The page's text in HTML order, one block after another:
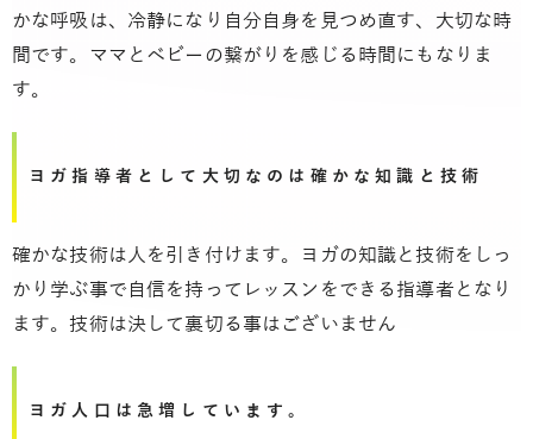
かな呼吸は、冷静になり自分自身を見つめ直す、大切な時
間です。ママとベビーの繋がりを感じる時間にもなりま
す。
ヨガ指導者として大切なのは確かな知識と技術
確かな技術は人を引き付けます。ヨガの知識と技術をしっ
かり学ぶ事で自信を持ってレッスンをできる指導者となり
ます。技術は決して裏切る事はございません
ヨガ人口は急増しています。